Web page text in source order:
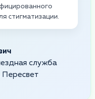
стигматизации.
служба
Пересвет